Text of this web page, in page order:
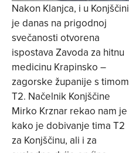
Nakon Klanjca, i u Konjščini
je danas na prigodnoj
svečanosti otvorena
ispostava Zavoda za hitnu
medicinu Krapinsko –
zagorske županije s timom
T2. Načelnik Konjščine
Mirko Krznar rekao nam je
kako je dobivanje tima T2
za Konjščinu, ali i za